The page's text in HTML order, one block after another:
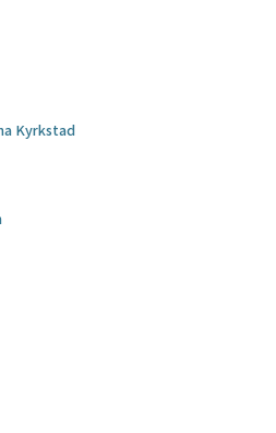
Kyrkstad